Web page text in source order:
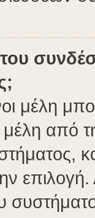
μέλη
από